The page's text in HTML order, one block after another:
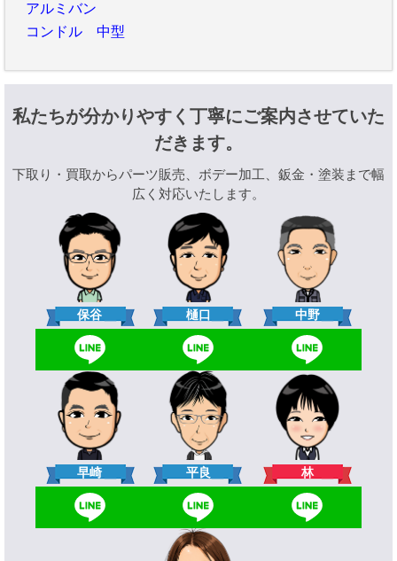
アルミバン
コンドル 中型
私たちが分かりやすく丁寧にご案内させていた
だきます。
下取り・買取からパーツ販売、ボデー加工、鈑金・塗装まで幅
広く対応いたします。
保谷 樋口 中野
早崎 平良 林